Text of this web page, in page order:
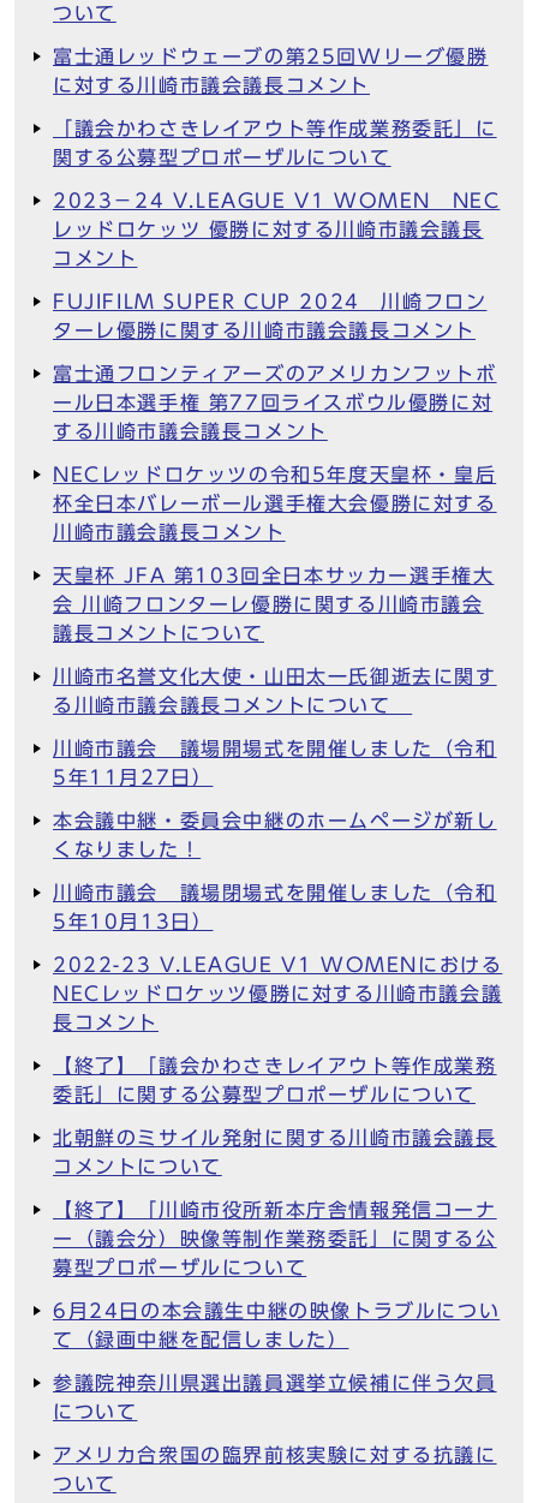
ついて
富士通レッドウェーブの第25回Wリーグ優勝
に対する川崎市議会議長コメント
「議会かわさきレイアウト等作成業務委託」に
関する公募型プロポーザルについて
2023－24 V.LEAGUE V1 WOMEN NEC
レッドロケッツ 優勝に対する川崎市議会議長
コメント
FUJIFILM SUPER CUP 2024 川崎フロン
ターレ優勝に関する川崎市議会議長コメント
富士通フロンティアーズのアメリカンフットボ
ール日本選手権 第77回ライスボウル優勝に対
する川崎市議会議長コメント
NECレッドロケッツの令和5年度天皇杯・皇后
杯全日本バレーボール選手権大会優勝に対する
川崎市議会議長コメント
天皇杯 JFA 第103回全日本サッカー選手権大
会 川崎フロンターレ優勝に関する川崎市議会
議長コメントについて
川崎市名誉文化大使・山田太一氏御逝去に関す
る川崎市議会議長コメントについて
川崎市議会 議場開場式を開催しました（令和
5年11月27日）
本会議中継・委員会中継のホームページが新し
くなりました！
川崎市議会 議場閉場式を開催しました（令和
5年10月13日）
2022-23 V.LEAGUE V1 WOMENにおける
NECレッドロケッツ優勝に対する川崎市議会議
長コメント
【終了】「議会かわさきレイアウト等作成業務
委託」に関する公募型プロポーザルについて
北朝鮮のミサイル発射に関する川崎市議会議長
コメントについて
【終了】「川崎市役所新本庁舎情報発信コーナ
ー（議会分）映像等制作業務委託」に関する公
募型プロポーザルについて
6月24日の本会議生中継の映像トラブルについ
て（録画中継を配信しました）
参議院神奈川県選出議員選挙立候補に伴う欠員
について
アメリカ合衆国の臨界前核実験に対する抗議に
ついて